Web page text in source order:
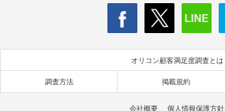
オリコン顧客満足度調査とは
調査方法 掲載規約
会社概要 個人情報保護方針